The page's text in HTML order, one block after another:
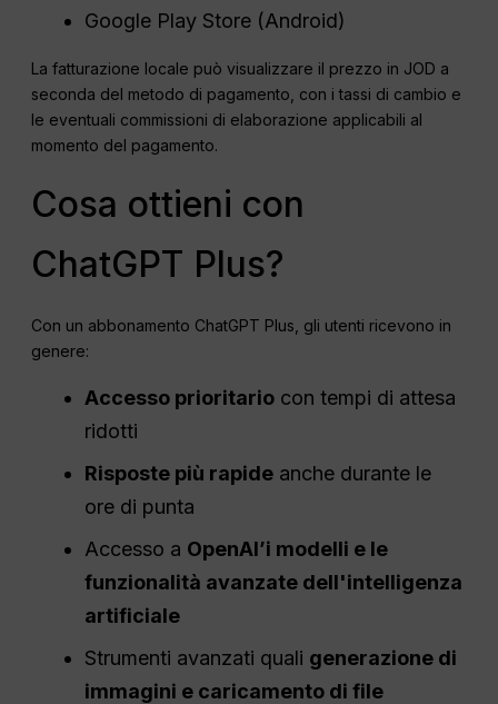
Google Play Store (Android)
La fatturazione locale può visualizzare il prezzo in JOD a
seconda del metodo di pagamento, con i tassi di cambio e
le eventuali commissioni di elaborazione applicabili al
momento del pagamento.
Cosa ottieni con
ChatGPT Plus?
Con un abbonamento ChatGPT Plus, gli utenti ricevono in
genere:
Accesso prioritario con tempi di attesa
ridotti
Risposte più rapide anche durante le
ore di punta
Accesso a OpenAI’i modelli e le
funzionalità avanzate dell'intelligenza
artificiale
Strumenti avanzati quali generazione di
immagini e caricamento di file